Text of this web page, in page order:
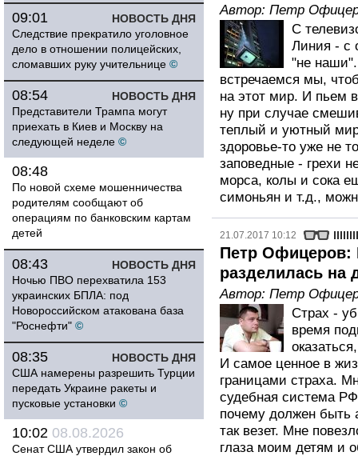
НОВОСТЬ ДНЯ
09:01
Следствие прекратило уголовное
дело в отношении полицейских,
сломавших руку учительнице ©
НОВОСТЬ ДНЯ
08:54
Представители Трампа могут
приехать в Киев и Москву на
следующей неделе ©
08:48
По новой схеме мошенничества
родителям сообщают об
операциям по банковским картам
детей
НОВОСТЬ ДНЯ
08:43
Ночью ПВО перехватила 153
украинских БПЛА: под
Новороссийском атакована база
"Роснефти" ©
НОВОСТЬ ДНЯ
08:35
США намерены разрешить Турции
передать Украине ракеты и
пусковые установки ©
10:02 08.08.2026
Сенат США утвердил закон об
Автор: Петр
С
Линия - с
"не
встречаемся мы,
на этот мир. И пьем
ну при случае
теплый и уютный мир
здоровье-то уже не
заповедные - грехи
морса, колы и сока
симоньян и т.д.,
21.07.2017 10:12
Петр Офицеров:
разделилась на
Автор: Петр
Страх -
время
И самое ценное в
границами страха.
судебная система
почему должен быть
так везет. Мне
глаза моим детям и